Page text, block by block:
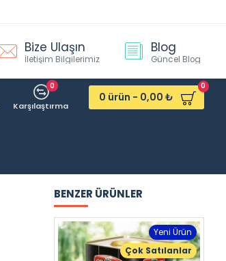
Bize Ulaşın
İletişim Bilgilerimiz
Blog
Güncel Blog
Karşılaştırma
0
0 ürün - 0,00 ₺
0
BENZER ÜRÜNLER
Yeni Ürün
Çok Satılanlar